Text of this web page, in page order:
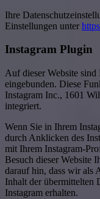
Ihre
Einstellungen unter
Instagram Plugin
Auf dieser Website sind
eingebunden. Diese
Instagram Inc., 1601
integriert.
Wenn Sie in Ihrem
durch Anklicken des
mit Ihrem Instagram-
Besuch dieser Website
darauf hin, dass wir als
Inhalt der übermittelten
Instagram erhalten.